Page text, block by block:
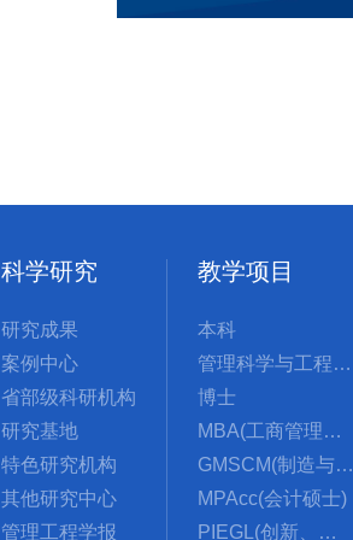
科学研究
研究成果
案例中心
省部级科研机构
研究基地
特色研究机构
其他研究中心
管理工程学报
教学项目
本科
管理科学与工程国际硕士
博士
MBA(工商管理硕士)
GMSCM(制造与供应链管理硕士)
MPAcc(会计硕士)
PIEGL(创新、创业与全球领导力国际硕士项目)